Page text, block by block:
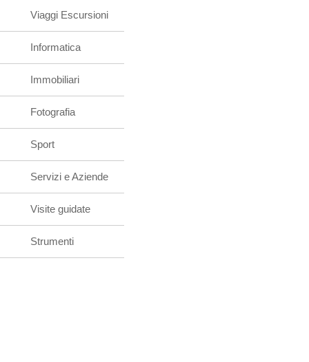
Viaggi Escursioni
Informatica
Immobiliari
Fotografia
Sport
Servizi e Aziende
Visite guidate
Strumenti